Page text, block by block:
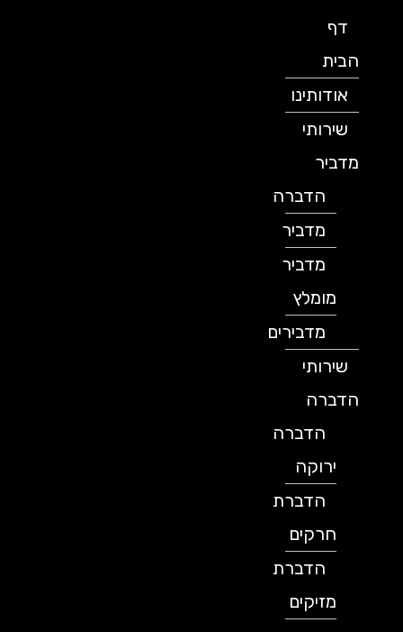
דף
הבית
אודותינו
שירותי
מדביר
הדברה
מדביר
מדביר
מומלץ
מדבירים
שירותי
הדברה
הדברה
ירוקה
הדברת
חרקים
הדברת
מזיקים